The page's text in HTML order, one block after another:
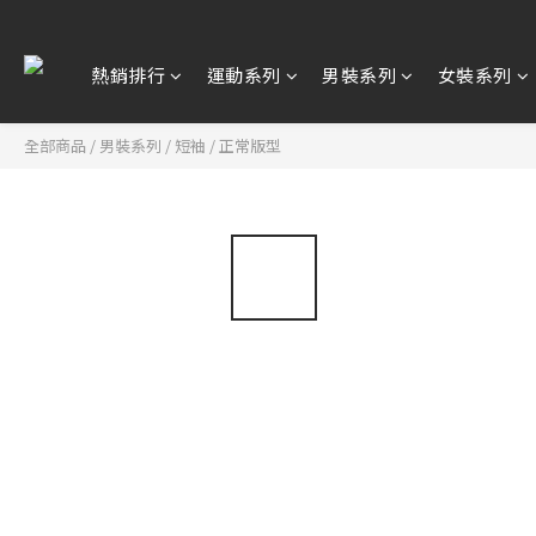
熱銷排行 運動系列 男裝系列 女裝系列
全部商品 / 男裝系列 / 短袖 /正常版型